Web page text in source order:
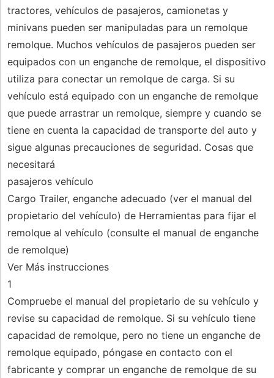
tractores, vehículos de pasajeros, camionetas y
minivans pueden ser manipuladas para un remolque
remolque. Muchos vehículos de pasajeros pueden ser
equipados con un enganche de remolque, el dispositivo
utiliza para conectar un remolque de carga. Si su
vehículo está equipado con un enganche de remolque
que puede arrastrar un remolque, siempre y cuando se
tiene en cuenta la capacidad de transporte del auto y
sigue algunas precauciones de seguridad. Cosas que
necesitará
pasajeros vehículo
Cargo Trailer, enganche adecuado (ver el manual del
propietario del vehículo) de Herramientas para fijar el
remolque al vehículo (consulte el manual de enganche
de remolque)
Ver Más instrucciones
1
Compruebe el manual del propietario de su vehículo y
revise su capacidad de remolque. Si su vehículo tiene
capacidad de remolque, pero no tiene un enganche de
remolque equipado, póngase en contacto con el
fabricante y comprar un enganche de remolque de su